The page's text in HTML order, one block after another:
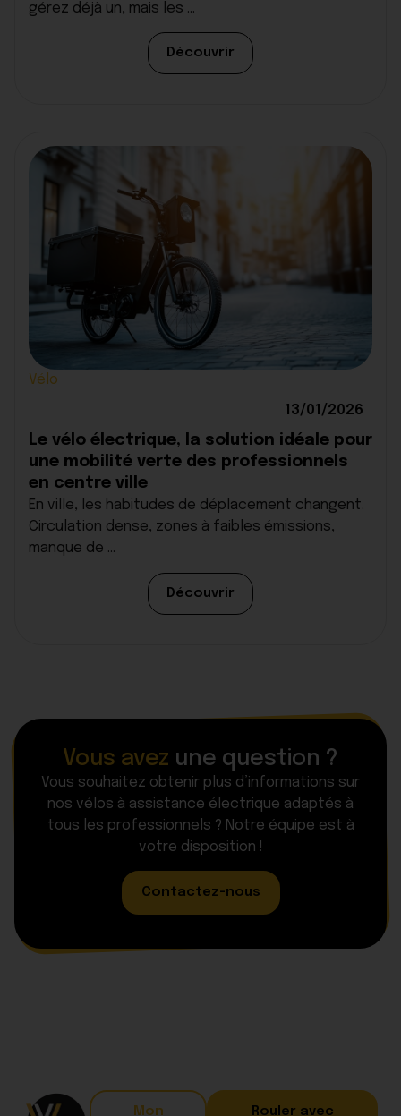
gérez déjà un, mais les ...
Découvrir
Vélo
13/01/2026
Le vélo électrique, la solution idéale pour
une mobilité verte des professionnels
en centre ville
En ville, les habitudes de déplacement changent.
Circulation dense, zones à faibles émissions,
manque de ...
Découvrir
Vous avez une question ?
Vous souhaitez obtenir plus d’informations sur
nos vélos à assistance électrique adaptés à
tous les professionnels ? Notre équipe est à
votre disposition !
Contactez-nous
Mon
Rouler avec